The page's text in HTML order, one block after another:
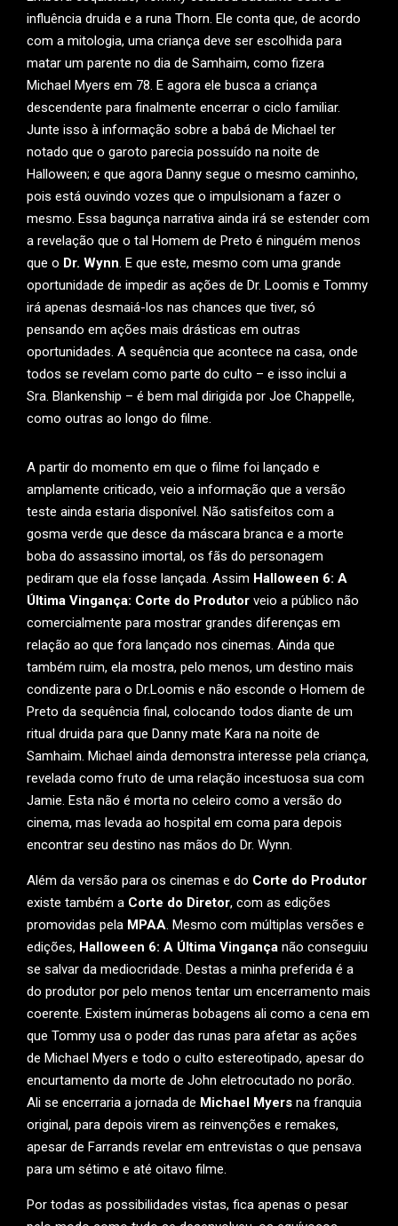
influência druida e a runa Thorn. Ele conta que, de acordo
com a mitologia, uma criança deve ser escolhida para
matar um parente no dia de Samhaim, como fizera
Michael Myers em 78. E agora ele busca a criança
descendente para finalmente encerrar o ciclo familiar.
Junte isso à informação sobre a babá de Michael ter
notado que o garoto parecia possuído na noite de
Halloween; e que agora Danny segue o mesmo caminho,
pois está ouvindo vozes que o impulsionam a fazer o
mesmo. Essa bagunça narrativa ainda irá se estender com
a revelação que o tal Homem de Preto é ninguém menos
que o Dr. Wynn. E que este, mesmo com uma grande
oportunidade de impedir as ações de Dr. Loomis e Tommy
irá apenas desmaiá-los nas chances que tiver, só
pensando em ações mais drásticas em outras
oportunidades. A sequência que acontece na casa, onde
todos se revelam como parte do culto – e isso inclui a
Sra. Blankenship – é bem mal dirigida por Joe Chappelle,
como outras ao longo do filme.
A partir do momento em que o filme foi lançado e
amplamente criticado, veio a informação que a versão
teste ainda estaria disponível. Não satisfeitos com a
gosma verde que desce da máscara branca e a morte
boba do assassino imortal, os fãs do personagem
pediram que ela fosse lançada. Assim Halloween 6: A
Última Vingança: Corte do Produtor veio a público não
comercialmente para mostrar grandes diferenças em
relação ao que fora lançado nos cinemas. Ainda que
também ruim, ela mostra, pelo menos, um destino mais
condizente para o Dr.Loomis e não esconde o Homem de
Preto da sequência final, colocando todos diante de um
ritual druida para que Danny mate Kara na noite de
Samhaim. Michael ainda demonstra interesse pela criança,
revelada como fruto de uma relação incestuosa sua com
Jamie. Esta não é morta no celeiro como a versão do
cinema, mas levada ao hospital em coma para depois
encontrar seu destino nas mãos do Dr. Wynn.
Além da versão para os cinemas e do Corte do Produtor
existe também a Corte do Diretor, com as edições
promovidas pela MPAA. Mesmo com múltiplas versões e
edições, Halloween 6: A Última Vingança não conseguiu
se salvar da mediocridade. Destas a minha preferida é a
do produtor por pelo menos tentar um encerramento mais
coerente. Existem inúmeras bobagens ali como a cena em
que Tommy usa o poder das runas para afetar as ações
de Michael Myers e todo o culto estereotipado, apesar do
encurtamento da morte de John eletrocutado no porão.
Ali se encerraria a jornada de Michael Myers na franquia
original, para depois virem as reinvenções e remakes,
apesar de Farrands revelar em entrevistas o que pensava
para um sétimo e até oitavo filme.
Por todas as possibilidades vistas, fica apenas o pesar